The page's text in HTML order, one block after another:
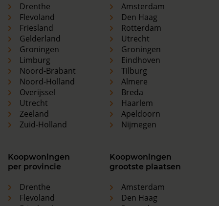
Drenthe
Flevoland
Friesland
Gelderland
Groningen
Limburg
Noord-Brabant
Noord-Holland
Overijssel
Utrecht
Zeeland
Zuid-Holland
Amsterdam
Den Haag
Rotterdam
Utrecht
Groningen
Eindhoven
Tilburg
Almere
Breda
Haarlem
Apeldoorn
Nijmegen
Koopwoningen
per provincie
Drenthe
Flevoland
Koopwoningen
grootste plaatsen
Amsterdam
Den Haag